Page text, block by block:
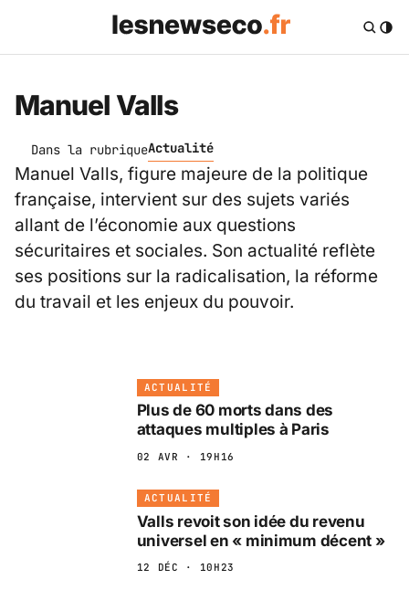
Manuel Valls
Dans la rubriqueActualité
Manuel Valls, figure majeure de la politique
française, intervient sur des sujets variés
allant de l’économie aux questions
sécuritaires et sociales. Son actualité reflète
ses positions sur la radicalisation, la réforme
du travail et les enjeux du pouvoir.
ACTUALITÉ
Plus de 60 morts dans des
attaques multiples à Paris
02 AVR · 19H16
ACTUALITÉ
Valls revoit son idée du revenu
universel en « minimum décent »
12 DÉC · 10H23